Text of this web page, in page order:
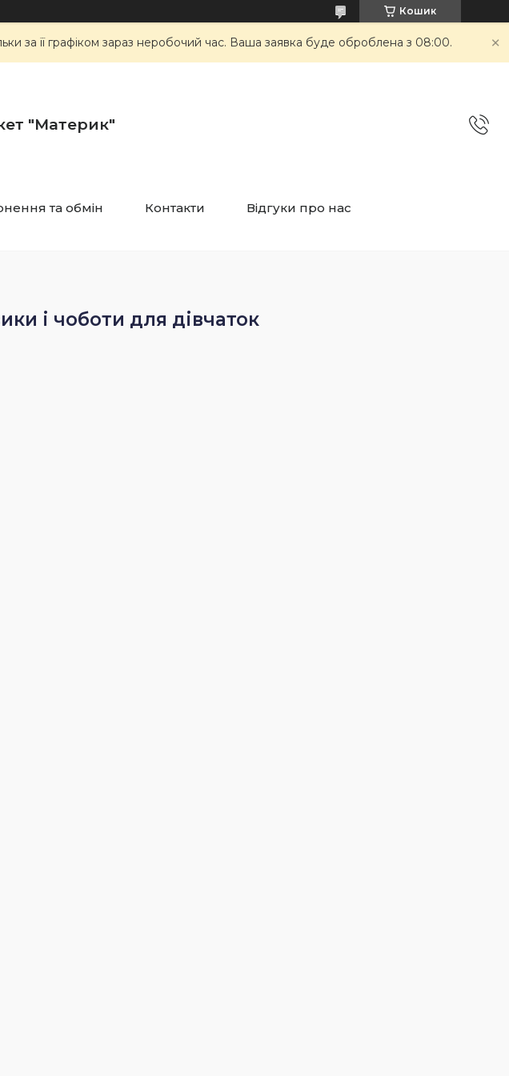
Кошик
за її графіком зараз неробочий час. Ваша заявка буде оброблена з 08:00.
"Материк"
та обмін Контакти Відгуки про нас
і чоботи для дівчаток